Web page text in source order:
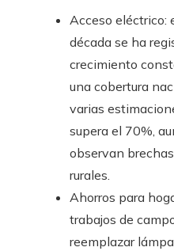
Acceso eléctrico:
década se ha
crecimiento
una cobertura
varias
supera el 70%,
observan
rurales.
Ahorros para
trabajos de
reemplazar